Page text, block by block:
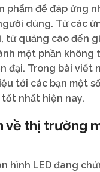
phẩm để đáp ứng
dùng. Từ các
từ quảng cáo đến
một phần không
đại. Trong bài viết
tới các bạn một
tốt nhất hiện nay.
về thị trường
hình LED đang